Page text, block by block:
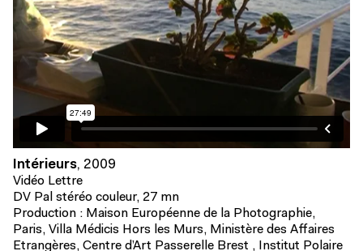
Intérieurs, 2009
Vidéo Lettre
DV Pal stéréo couleur, 27 mn
Production : Maison Européenne de la Photographie,
Paris, Villa Médicis Hors les Murs, Ministère des Affaires
Etrangères, Centre d’Art Passerelle Brest , Institut Polaire